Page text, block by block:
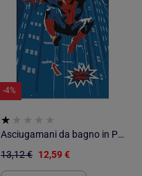
-4%
Asciugamani da bagno in Poliestere PROMO LINGE
13,12 € 12,59 €